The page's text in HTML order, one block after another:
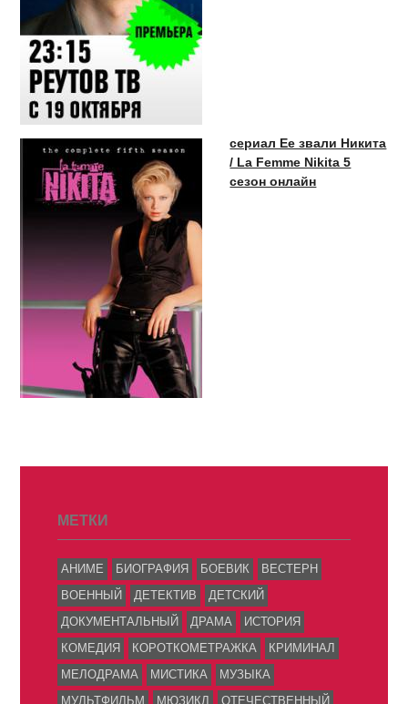
сериал Ее звали Никита
/ La Femme Nikita 5
сезон онлайн
МЕТКИ
АНИМЕ БИОГРАФИЯ БОЕВИК
ВЕСТЕРН
ВОЕННЫЙ
ДЕТЕКТИВ
ДЕТСКИЙ
ДОКУМЕНТАЛЬНЫЙ
ДРАМА
ИСТОРИЯ
КОМЕДИЯ
КОРОТКОМЕТРАЖКА
КРИМИНАЛ
МЕЛОДРАМА
МИСТИКА
МУЗЫКА
МУЛЬТФИЛЬМ
МЮЗИКЛ ОТЕЧЕСТВЕННЫЙ